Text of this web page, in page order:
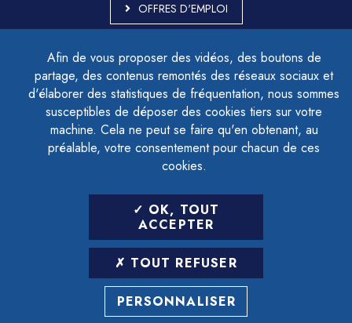
Afin de vous proposer des vidéos, des boutons de
partage, des contenus remontés des réseaux sociaux et
d'élaborer des statistiques de fréquentation, nous sommes
susceptibles de déposer des cookies tiers sur votre
machine. Cela ne peut se faire qu'en obtenant, au
préalable, votre consentement pour chacun de ces
cookies.
OK, TOUT
ACCEPTER
TOUT REFUSER
PERSONNALISER
OFFRES D'EMPLOI
ACCESSIBILITÉ - PARTIELLEMENT CONFORME
PLAN DU SITE
MENTIONS LÉGALES
CONTACTER LE DÉLÉGUÉ À LA PROTECTION DES DONNÉES
GESTION DES COOKIES
LETTRE D'INFORMATION
SAISIR VOTRE ADRESSE E-MAIL
POUR VOUS INSCRIRE :
ARCHIVES DÉSINSCRIPTION